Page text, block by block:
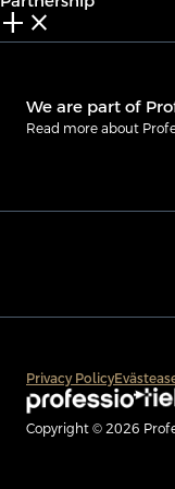
add_2 close
We are part of
Read more about
Privacy Policy
Copyright © 2026